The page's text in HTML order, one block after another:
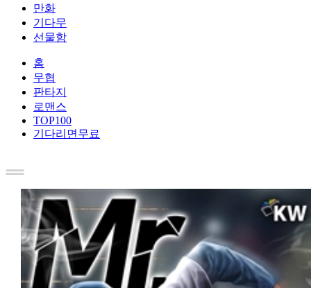
만화
기다무
선물함
홈
무협
판타지
로맨스
TOP100
기다리면무료